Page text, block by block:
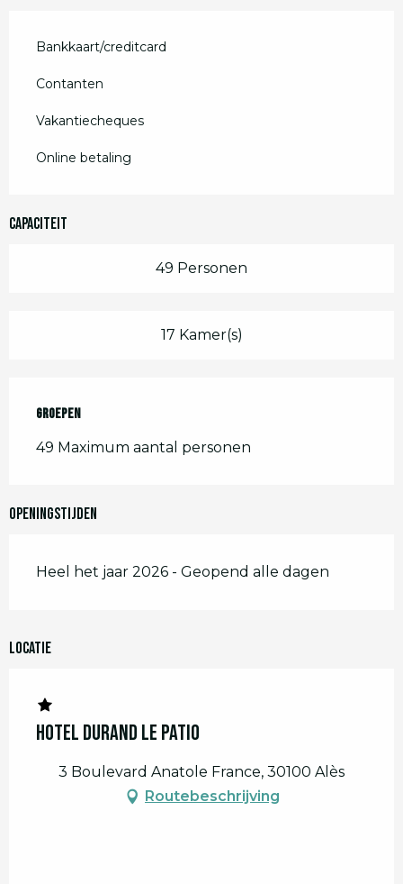
Bankkaart/creditcard
Contanten
Vakantiecheques
Online betaling
Capaciteit
49 Personen
17 Kamer(s)
Groepen
Groepen
49 Maximum aantal personen
Openingstijden
Heel het jaar 2026 - Geopend alle dagen
Locatie
Hotel Durand le Patio
3 Boulevard Anatole France, 30100 Alès
Routebeschrijving